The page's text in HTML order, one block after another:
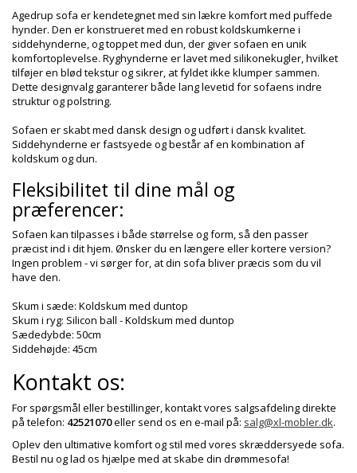
Agedrup sofa er kendetegnet med sin lækre komfort med puffede
hynder. Den er konstrueret med en robust koldskumkerne i
siddehynderne, og toppet med dun, der giver sofaen en unik
komfortoplevelse. Ryghynderne er lavet med silikonekugler, hvilket
tilføjer en blød tekstur og sikrer, at fyldet ikke klumper sammen.
Dette designvalg garanterer både lang levetid for sofaens indre
struktur og polstring.
Sofaen er skabt med dansk design og udført i dansk kvalitet.
Siddehynderne er fastsyede og består af en kombination af
koldskum og dun.
Fleksibilitet til dine mål og
præferencer:
Sofaen kan tilpasses i både størrelse og form, så den passer
præcist ind i dit hjem. Ønsker du en længere eller kortere version?
Ingen problem - vi sørger for, at din sofa bliver præcis som du vil
have den.
Skum i sæde: Koldskum med duntop
Skum i ryg: Silicon ball - Koldskum med duntop
Sædedybde: 50cm
Siddehøjde: 45cm
Kontakt os:
For spørgsmål eller bestillinger, kontakt vores salgsafdeling direkte
på telefon: 42521070eller send os en e-mail på: salg@xl-mobler.dk.
Oplev den ultimative komfort og stil med vores skræddersyede sofa.
Bestil nu og lad os hjælpe med at skabe din drømmesofa!